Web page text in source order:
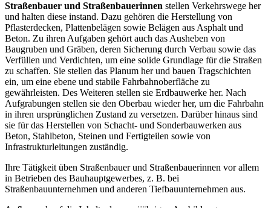
Straßenbauer und Straßenbauerinnen stellen Verkehrswege her
und halten diese instand. Dazu gehören die Herstellung von
Pflasterdecken, Plattenbelägen sowie Belägen aus Asphalt und
Beton. Zu ihren Aufgaben gehört auch das Ausheben von
Baugruben und Gräben, deren Sicherung durch Verbau sowie das
Verfüllen und Verdichten, um eine solide Grundlage für die Straßen
zu schaffen. Sie stellen das Planum her und bauen Tragschichten
ein, um eine ebene und stabile Fahrbahnoberfläche zu
gewährleisten. Des Weiteren stellen sie Erdbauwerke her. Nach
Aufgrabungen stellen sie den Oberbau wieder her, um die Fahrbahn
in ihren ursprünglichen Zustand zu versetzen. Darüber hinaus sind
sie für das Herstellen von Schacht- und Sonderbauwerken aus
Beton, Stahlbeton, Steinen und Fertigteilen sowie von
Infrastrukturleitungen zuständig.
Ihre Tätigkeit üben Straßenbauer und Straßenbauerinnen vor allem
in Betrieben des Bauhauptgewerbes, z. B. bei
Straßenbauunternehmen und anderen Tiefbauunternehmen aus.